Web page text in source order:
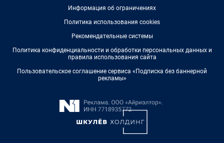
Информация об ограничениях
Политика использования cookies
Рекомендательные системы
Политика конфиденциальности и обработки персональных данных и
правила использования сайта
Пользовательское соглашение сервиса «Подписка без баннерной
рекламы»